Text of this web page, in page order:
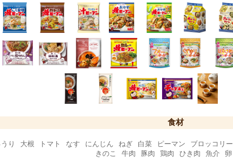
食材
り 大根 トマト なす にんじん ねぎ 白菜 ピーマン ブロッコリー
きのこ
牛肉 豚肉 鶏肉 ひき肉 魚介 卵